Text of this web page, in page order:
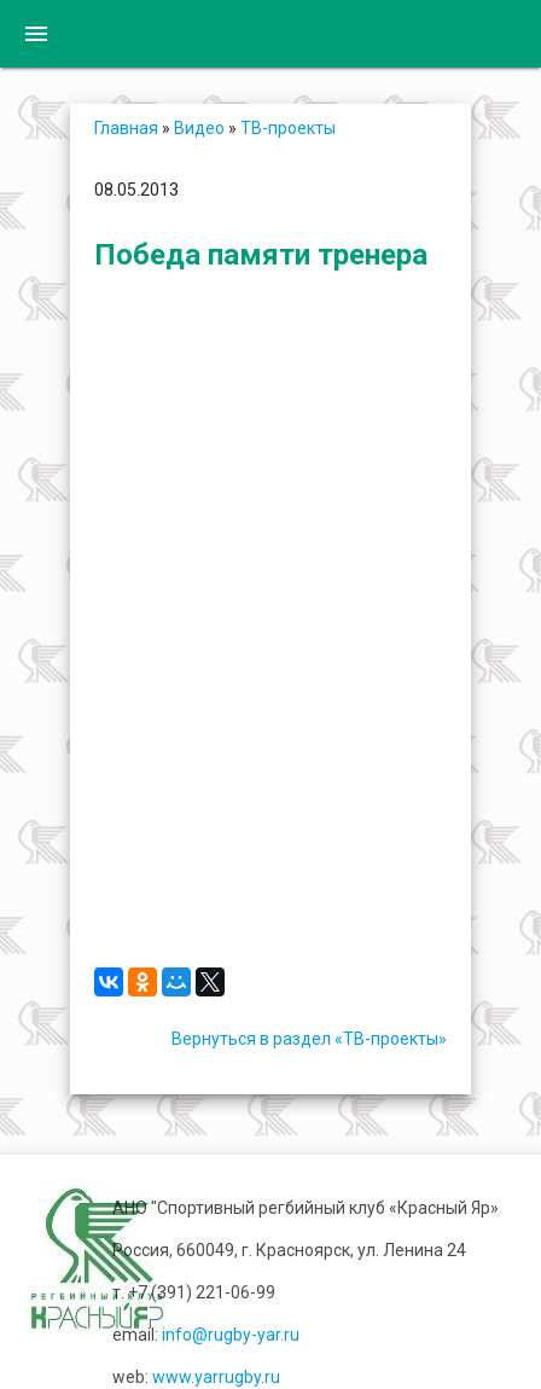
menu
Главная » Видео » ТВ-проекты
08.05.2013
Победа памяти тренера
Вернуться в раздел «ТВ-проекты»
АНО "Спортивный регбийный клуб «Красный Яр»
Россия, 660049, г. Красноярск, ул. Ленина 24
т. +7 (391) 221-06-99
email:info@rugby-yar.ru
web:www.yarrugby.ru